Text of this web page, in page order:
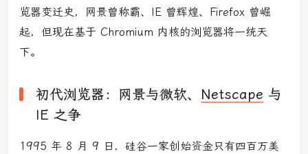
览器变迁史，网景曾称霸、IE 曾辉煌、Firefox 曾崛
起，但现在基于 Chromium 内核的浏览器将一统天
下。
初代浏览器：网景与微软、 Netscape 与
IE 之争
1995 年 8 月 9 日，硅谷一家创始资金只有四百万美